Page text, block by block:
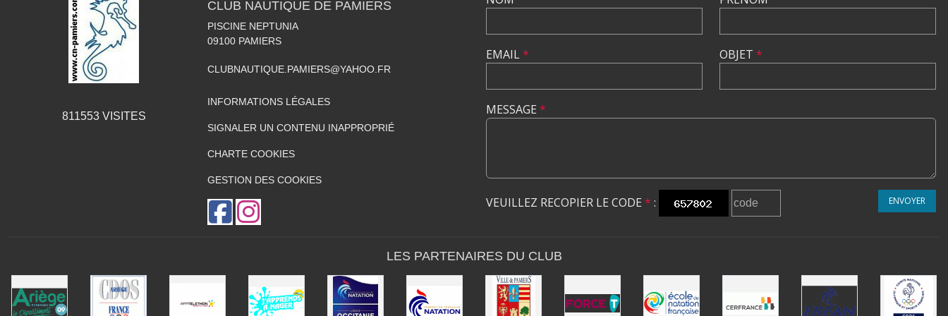
811553VISITES
CLUB NAUTIQUE DE PAMIERS
PISCINE NEPTUNIA
09100 PAMIERS
CLUBNAUTIQUE.PAMIERS@YAHOO.FR
INFORMATIONS LÉGALES
SIGNALER UN CONTENU INAPPROPRIÉ
CHARTE COOKIES
GESTION DES COOKIES
EMAIL* OBJET *
MESSAGE *
VEUILLEZ RECOPIER LE CODE * : ENVOYER
LES PARTENAIRES DU CLUB